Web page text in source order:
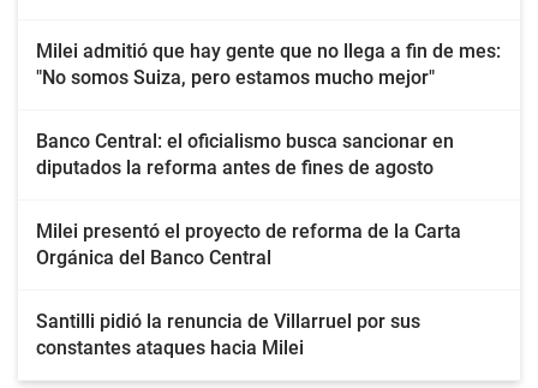
Milei admitió que hay gente que no llega a fin de mes:
"No somos Suiza, pero estamos mucho mejor"
Banco Central: el oficialismo busca sancionar en
diputados la reforma antes de fines de agosto
Milei presentó el proyecto de reforma de la Carta
Orgánica del Banco Central
Santilli pidió la renuncia de Villarruel por sus
constantes ataques hacia Milei